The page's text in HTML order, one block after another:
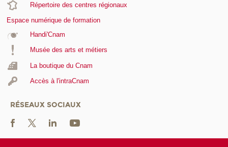
Répertoire des centres régionaux
Espace numérique de formation
Handi'Cnam
Musée des arts et métiers
La boutique du Cnam
Accès à l'intraCnam
RÉSEAUX SOCIAUX